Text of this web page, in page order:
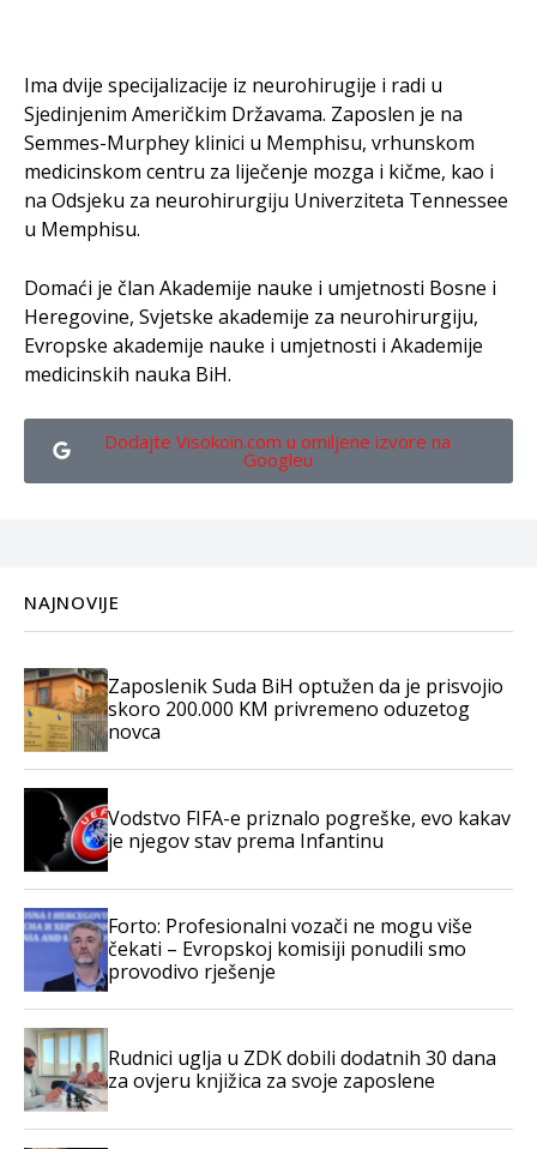
Ima dvije specijalizacije iz neurohirugije i radi u
Sjedinjenim Američkim Državama. Zaposlen je na
Semmes-Murphey klinici u Memphisu, vrhunskom
medicinskom centru za liječenje mozga i kičme, kao i
na Odsjeku za neurohirurgiju Univerziteta Tennessee
u Memphisu.
Domaći je član Akademije nauke i umjetnosti Bosne i
Heregovine, Svjetske akademije za neurohirurgiju,
Evropske akademije nauke i umjetnosti i Akademije
medicinskih nauka BiH.
Dodajte Visokoin.com u omiljene izvore na
Googleu
NAJNOVIJE
Zaposlenik Suda BiH optužen da je prisvojio
skoro 200.000 KM privremeno oduzetog
novca
Vodstvo FIFA-e priznalo pogreške, evo kakav
je njegov stav prema Infantinu
Forto: Profesionalni vozači ne mogu više
čekati – Evropskoj komisiji ponudili smo
provodivo rješenje
Rudnici uglja u ZDK dobili dodatnih 30 dana
za ovjeru knjižica za svoje zaposlene